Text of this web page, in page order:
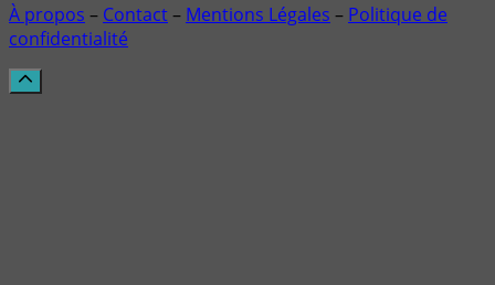
À propos – Contact– Mentions Légales – Politique de
confidentialité